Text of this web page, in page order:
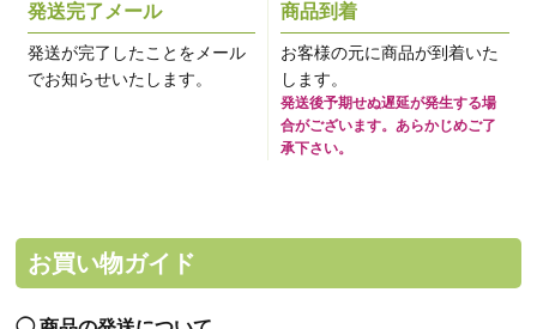
発送完了メール
発送が完了したことをメール
でお知らせいたします。
商品到着
お客様の元に商品が到着いた
します。
発送後予期せぬ遅延が発生する場
合がございます。あらかじめご了
承下さい。
お買い物ガイド